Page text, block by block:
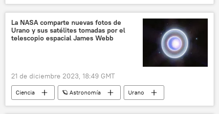
Aquí nos tocó vivir
México
periodismo
🎭 Arte y cultura
La Jornada
X (red social)
La NASA comparte nuevas fotos de
Urano y sus satélites tomadas por el
telescopio espacial James Webb
21 de diciembre 2023, 18:49 GMT
Ciencia 🪐 Astronomía
Urano
espacio
NASA